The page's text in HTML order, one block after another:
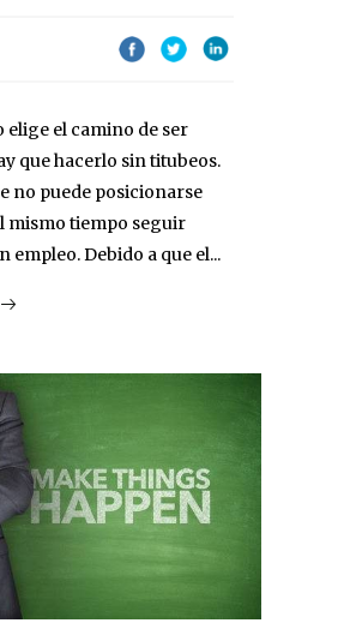
elige el camino de ser
que hacerlo sin titubeos.
no puede posicionarse
mismo tiempo seguir
empleo. Debido a que el...